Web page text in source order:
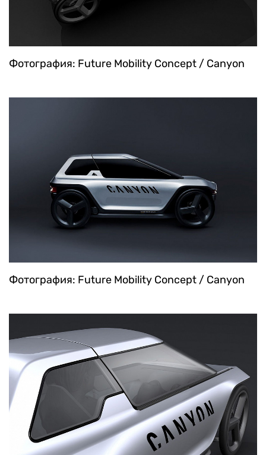
Фотография: Future Mobility Concept / Canyon
Фотография: Future Mobility Concept / Canyon